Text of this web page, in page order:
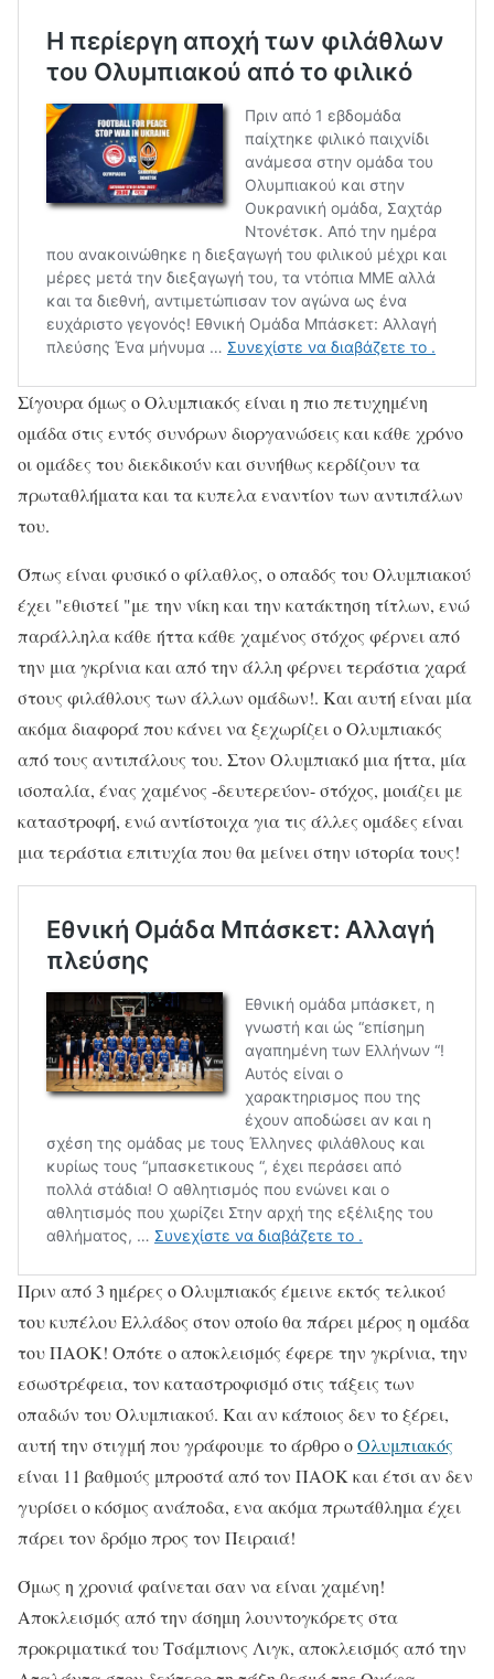
Σίγουρα όμως ο Ολυμπιακός είναι η πιο πετυχημένη
ομάδα στις εντός συνόρων διοργανώσεις και κάθε χρόνο
οι ομάδες του διεκδικούν και συνήθως κερδίζουν τα
πρωταθλήματα και τα κυπελα εναντίον των αντιπάλων
του.
Όπως είναι φυσικό ο φίλαθλος, ο οπαδός του Ολυμπιακού
έχει "εθιστεί "με την νίκη και την κατάκτηση τίτλων, ενώ
παράλληλα κάθε ήττα κάθε χαμένος στόχος φέρνει από
την μια γκρίνια και από την άλλη φέρνει τεράστια χαρά
στους φιλάθλους των άλλων ομάδων!. Και αυτή είναι μία
ακόμα διαφορά που κάνει να ξεχωρίζει ο Ολυμπιακός
από τους αντιπάλους του. Στον Ολυμπιακό μια ήττα, μία
ισοπαλία, ένας χαμένος -δευτερεύον- στόχος, μοιάζει με
καταστροφή, ενώ αντίστοιχα για τις άλλες ομάδες είναι
μια τεράστια επιτυχία που θα μείνει στην ιστορία τους!
Πριν από 3 ημέρες ο Ολυμπιακός έμεινε εκτός τελικού
του κυπέλου Ελλάδος στον οποίο θα πάρει μέρος η ομάδα
του ΠΑΟΚ! Οπότε ο αποκλεισμός έφερε την γκρίνια, την
εσωστρέφεια, τον καταστροφισμό στις τάξεις των
οπαδών του Ολυμπιακού. Και αν κάποιος δεν το ξέρει,
αυτή την στιγμή που γράφουμε το άρθρο οΟλυμπιακός
είναι 11 βαθμούς μπροστά από τον ΠΑΟΚ και έτσι αν δεν
γυρίσει ο κόσμος ανάποδα, ενα ακόμα πρωτάθλημα έχει
πάρει τον δρόμο προς τον Πειραιά!
Όμως η χρονιά φαίνεται σαν να είναι χαμένη!
Αποκλεισμός από την άσημη λουντογκόρετς στα
προκριματικά του Τσάμπιονς Λιγκ, αποκλεισμός από την